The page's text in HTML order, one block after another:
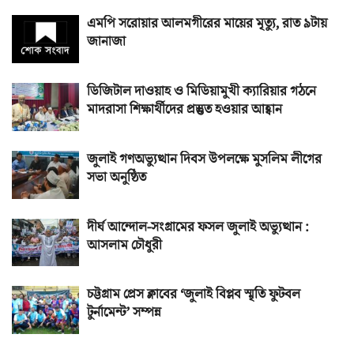
এমপি সরোয়ার আলমগীরের মায়ের মৃত্যু, রাত ৯টায়
জানাজা
ডিজিটাল দাওয়াহ ও মিডিয়ামুখী ক্যারিয়ার গঠনে
মাদরাসা শিক্ষার্থীদের প্রস্তুত হওয়ার আহ্বান
জুলাই গণঅভ্যুত্থান দিবস উপলক্ষে মুসলিম লীগের
সভা অনুষ্ঠিত
দীর্ঘ আন্দোল-সংগ্রামের ফসল জুলাই অভ্যুত্থান :
আসলাম চৌধুরী
চট্টগ্রাম প্রেস ক্লাবের ‘জুলাই বিপ্লব স্মৃতি ফুটবল
টুর্নামেন্ট’ সম্পন্ন